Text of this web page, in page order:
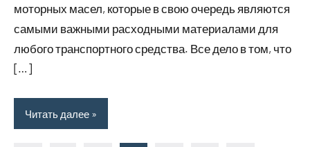
моторных масел, которые в свою очередь являются
самыми важными расходными материалами для
любого транспортного средства. Все дело в том, что
[…]
Читать далее